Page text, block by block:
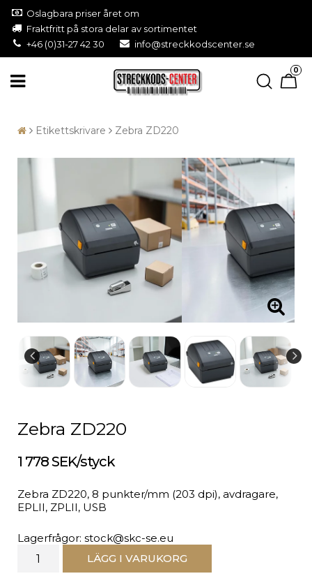
Oslagbara priser året om
Fraktfritt på stora delar av sortimentet
+46 (0)31-27 42 30
info@streckkodscenter.se
0
Etikettskrivare Zebra ZD220
Zebra ZD220
1 778 SEK/styck
Zebra ZD220, 8 punkter/mm (203 dpi), avdragare,
EPLII, ZPLII, USB
Lagerfrågor: stock@skc-se.eu
LÄGG I VARUKORG